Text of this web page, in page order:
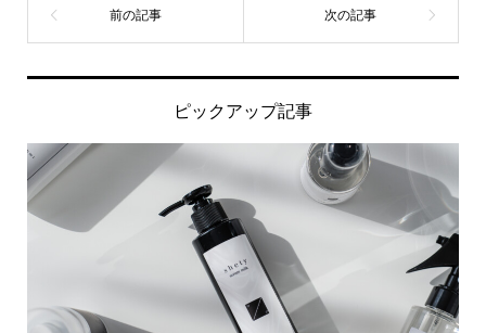
ピックアップ記事
なぜ梅雨に髪は広がる？ ダメージと湿気の悪循環
Shety Serum Milkの 「梅雨対策」総合力！
梅雨をストレスフリーに、 そして美しく